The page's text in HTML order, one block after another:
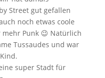
Street gut gefallen
noch etwas coole
Punk 😉 Natürlich
Tussaudes und war
super Stadt für